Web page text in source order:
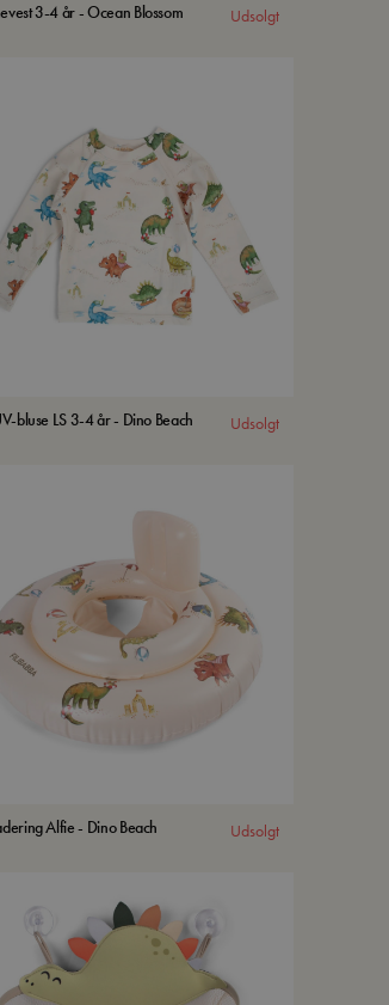
3-4 år - Ocean Blossom Udsolgt
bluse LS 3-4 år - Dino Beach Udsolgt
Alfie - Dino Beach Udsolgt